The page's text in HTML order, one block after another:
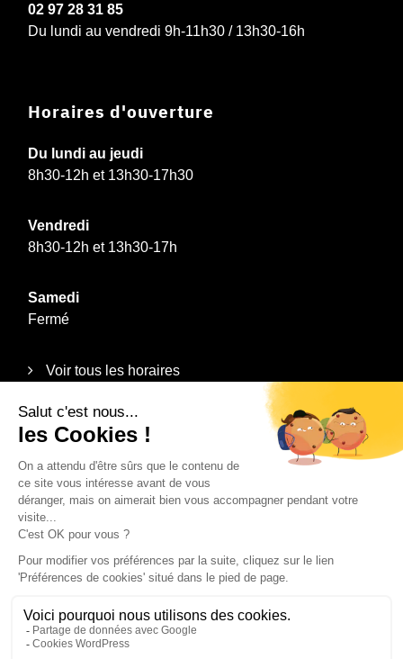
02 97 28 31 85
Du lundi au vendredi 9h-11h30 / 13h30-16h
Horaires d'ouverture
Du lundi au jeudi
8h30-12h et 13h30-17h30
Vendredi
8h30-12h et 13h30-17h
Samedi
Fermé
Voir tous les horaires
Informations
Plan du site
Mentions légales
Politique de confidentialité
Recrutement